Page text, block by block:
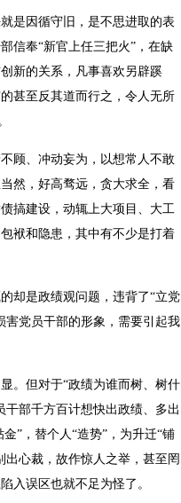
是因循守旧，是不思进取的表
信奉“新官上任三把火”，在缺
新的关系，凡事喜欢另辟蹊
甚至反其道而行之，令人无所
顾、冲动妄为，以想常人不敢
然，好高骛远，贪大求全，看
搞建设，动辄上大项目、大工
袱和隐患，其中有不少是打着
却是政绩观问题，违背了“立党
害党员干部的形象，需要引起我
。但对于“政绩为谁而树、树什
部千方百计想快出政绩、多出
”，替个人“造势”，为升迁“铺
心裁，故作惊人之举，甚至罔
入误区也就不足为怪了。